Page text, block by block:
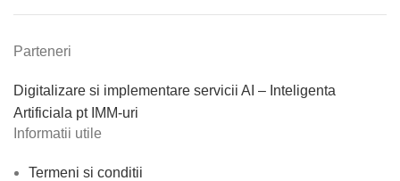
Parteneri
Digitalizare si implementare servicii AI – Inteligenta
Artificiala pt IMM-uri
Informatii utile
Termeni si conditii